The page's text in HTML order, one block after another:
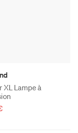
XL Lampe à